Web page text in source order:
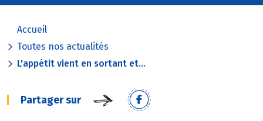
Accueil
Toutes nos actualités
L'appétit vient en sortant et...
Partager sur